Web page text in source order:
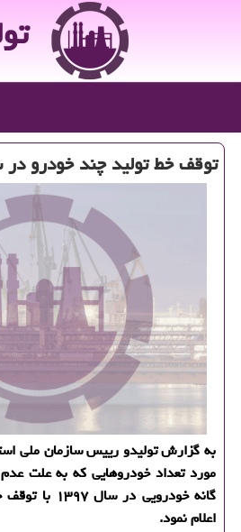
توقف خط تولید چند خودرو
به گزارش تولیدو رییس سازمان ملی
گانه خودرویی
اعلام نمود.